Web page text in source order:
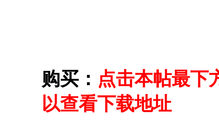
购买： 点击本帖最下
以查看下载地址